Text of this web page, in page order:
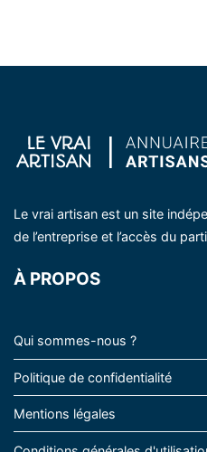
Le vrai artisan est un site
de l’entreprise et l’accès du
À PROPOS
Qui sommes-nous ?
Politique de confidentialité
Mentions légales